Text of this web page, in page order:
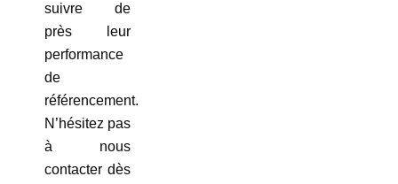
suivre de
près leur
performance
de
référencement.
N’hésitez pas
à nous
contacter dès